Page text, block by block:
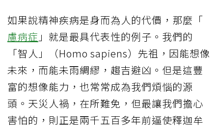
如果說精神疾病是身而為人的代價，那麼「
慮病症 」就是最具代表性的例子。我們的
「智人」（Homo sapiens）先祖，因能想像
未來，而能未雨綢繆，趨吉避凶。但是這豐
富的想像能力，也常常成為我們煩惱的源
頭。天災人禍，在所難免，但最讓我們擔心
害怕的，則正是兩千五百多年前逼使釋迦牟